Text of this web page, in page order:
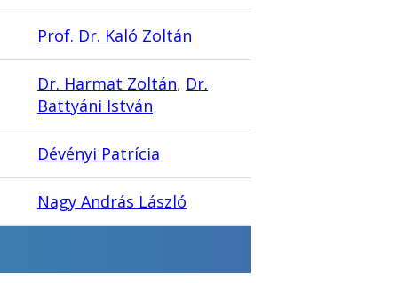
Prof. Dr. Kaló Zoltán
Dr. Harmat Zoltán, Dr.
Battyáni István
Dévényi Patrícia
Nagy András László